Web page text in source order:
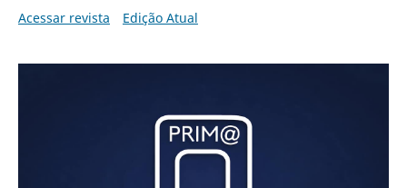
Acessar revista
Edição Atual